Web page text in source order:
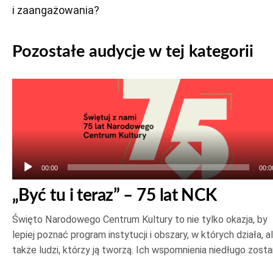
i zaangażowania?
Pozostałe audycje w tej kategorii
00:00
„Być tu i teraz” – 75 lat NCK
Święto Narodowego Centrum Kultury to nie tylko okazja, by
lepiej poznać program instytucji i obszary, w których działa,
także ludzi, którzy ją tworzą. Ich wspomnienia niedługo